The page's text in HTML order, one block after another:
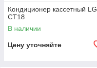
Кондиционер кассетный LG
CT18
В наличии
Цену уточняйте